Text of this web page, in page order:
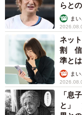
らと
ま
ネッ
割 信
準と
ま
「息
と」